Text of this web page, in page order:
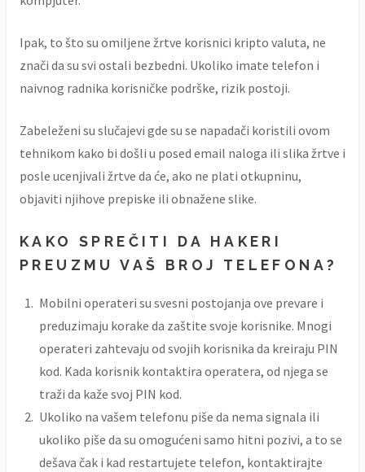
Ipak, to što su omiljene žrtve korisnici kripto valuta, ne
znači da su svi ostali bezbedni. Ukoliko imate telefon i
naivnog radnika korisničke podrške, rizik postoji.
Zabeleženi su slučajevi gde su se napadači koristili ovom
tehnikom kako bi došli u posed email naloga ili slika žrtve i
posle ucenjivali žrtve da će, ako ne plati otkupninu,
objaviti njihove prepiske ili obnažene slike.
KAKO SPREČITI DA HAKERI
PREUZMU VAŠ BROJ TELEFONA?
Mobilni operateri su svesni postojanja ove prevare i
preduzimaju korake da zaštite svoje korisnike. Mnogi
operateri zahtevaju od svojih korisnika da kreiraju PIN
kod. Kada korisnik kontaktira operatera, od njega se
traži da kaže svoj PIN kod.
Ukoliko na vašem telefonu piše da nema signala ili
ukoliko piše da su omogućeni samo hitni pozivi, a to se
dešava čak i kad restartujete telefon, kontaktirajte